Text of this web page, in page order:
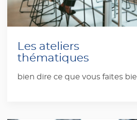
Les ateliers
thématiques
bien dire ce que vous faites